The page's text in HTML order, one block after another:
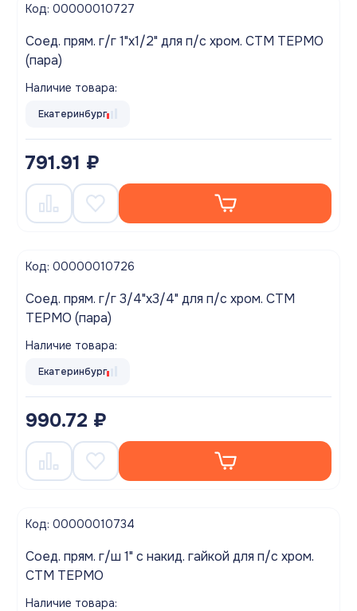
Код: 00000010727
Соед. прям. г/г 1"х1/2" для п/с хром. СТМ ТЕРМО
(пара)
Наличие товара:
Екатеринбург
791.91 ₽
Код: 00000010726
Соед. прям. г/г 3/4"х3/4" для п/с хром. СТМ
ТЕРМО (пара)
Наличие товара:
Екатеринбург
990.72 ₽
Код: 00000010734
Соед. прям. г/ш 1" с накид. гайкой для п/с хром.
СТМ ТЕРМО
Наличие товара: